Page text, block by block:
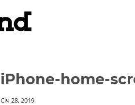
iPhone-home-
Січ 28, 2019